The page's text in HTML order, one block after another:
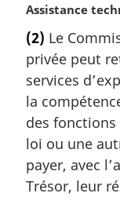
a
l
e
:
N
t
e
m
a
g
i
n
a
Assistance
(2) Le
privée peut
services
la
des
loi ou une
payer, avec
Trésor, leur